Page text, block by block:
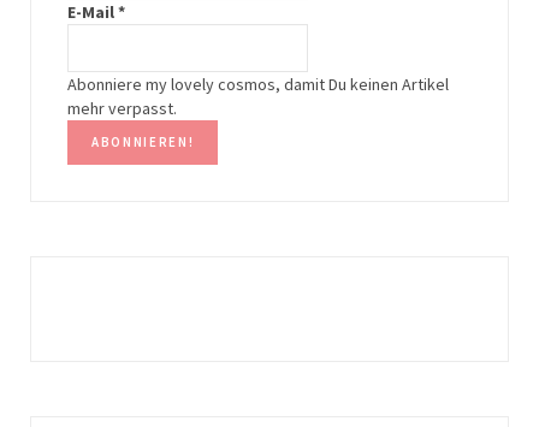
a
m
s
t
E-Mail*
Abonniere my lovely cosmos, damit Du keinen Artikel
mehr verpasst.